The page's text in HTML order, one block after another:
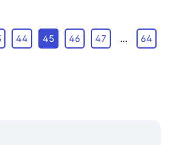
44 45 46 47 …
64